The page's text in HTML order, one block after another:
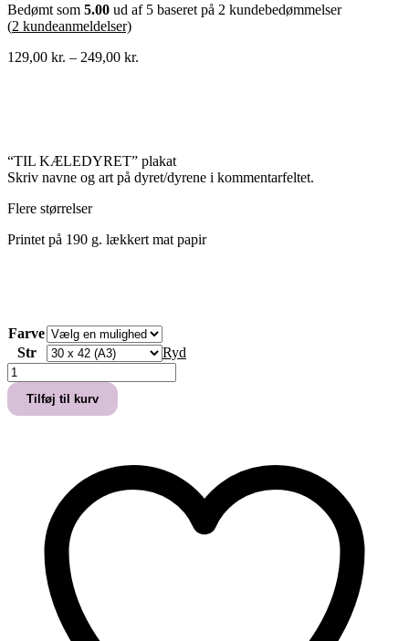
Bedømt som 5.00 ud af 5 baseret på 2 kundebedømmelser
(2 kundeanmeldelser)
129,00 kr. – 249,00 kr.
“TIL KÆLEDYRET” plakat
Skriv navne og art på dyret/dyrene i kommentarfeltet.
Flere størrelser
Printet på 190 g. lækkert mat papir
Farve
Str
Ryd
"TIL
KÆLEDYRET"
PLAKAT
antal
Tilføj til kurv